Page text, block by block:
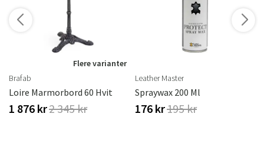
Flere varianter
Brafab
Loire Marmorbord 60 Hvit
1 876 kr2 345 kr
Leather Master
Spraywax 200 Ml
176 kr195 kr